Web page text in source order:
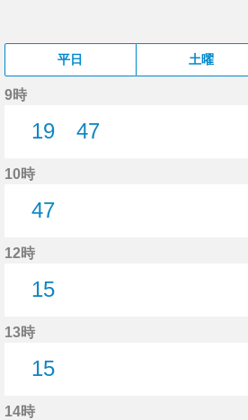
平日 土曜
9時
19
47
10時
47
12時
15
13時
15
14時